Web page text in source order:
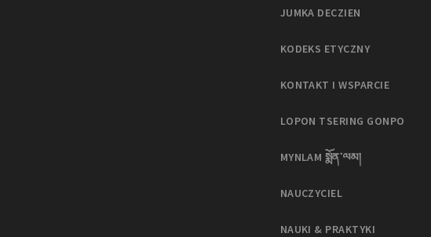
JUMKA DECZIEN
KODEKS ETYCZNY
KONTAKT I WSPARCIE
LOPON TSERING GONPO
MYNLAM སྨོན་ལམ།
NAUCZYCIEL
NAUKI & PRAKTYKI